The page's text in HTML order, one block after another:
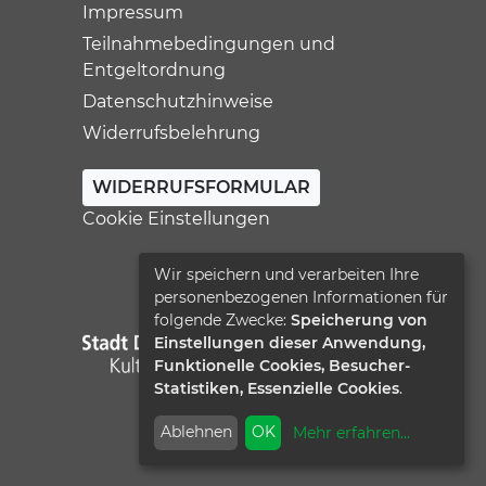
Impressum
Teilnahmebedingungen und
Entgeltordnung
Datenschutzhinweise
Widerrufsbelehrung
WIDERRUFSFORMULAR
Cookie Einstellungen
Wir speichern und verarbeiten Ihre
personenbezogenen Informationen für
folgende Zwecke: Speicherung von
Einstellungen dieser Anwendung,
Funktionelle Cookies, Besucher-
Statistiken, Essenzielle Cookies.
Ablehnen OK Mehr erfahren...